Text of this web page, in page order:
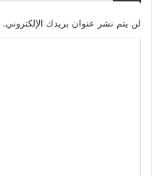
لن يتم نشر عنوان بريدك الإلكتروني.